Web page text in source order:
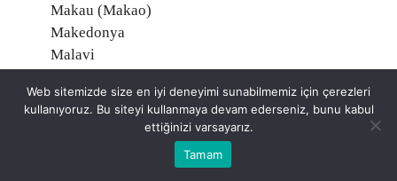
Makau (Makao)
Makedonya
Malavi
Malezya
Mali
Web sitemizde size en iyi deneyimi sunabilmemiz için çerezleri
kullanıyoruz. Bu siteyi kullanmaya devam ederseniz, bunu kabul
ettiğinizi varsayarız.
Tamam